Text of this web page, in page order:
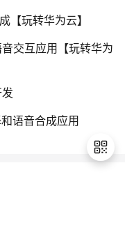
【玩转华为云】
交互应用【玩转华为
语音合成应用